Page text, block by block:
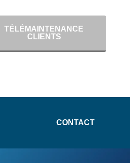
TÉLÉMAINTENANCE
CLIENTS
CONTACT